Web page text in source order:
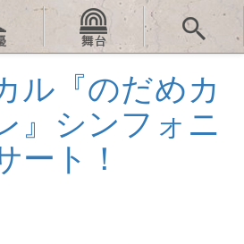
ル『のだめカ
』シンフォニ
ート！